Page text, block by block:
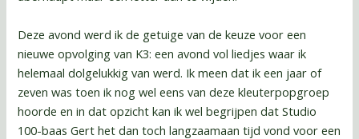
Deze avond werd ik de getuige van de keuze voor een
nieuwe opvolging van K3: een avond vol liedjes waar ik
helemaal dolgelukkig van werd. Ik meen dat ik een jaar of
zeven was toen ik nog wel eens van deze kleuterpopgroep
hoorde en in dat opzicht kan ik wel begrijpen dat Studio
100-baas Gert het dan toch langzaamaan tijd vond voor een